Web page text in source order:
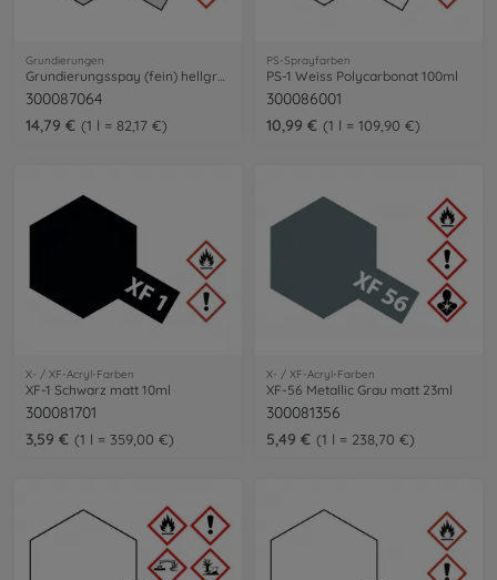
Grundierungen
Grundierungsspay (fein) hellgrau 180ml
300087064
14,79 €
1 l = 82,17 €
PS-Sprayfarben
PS-1 Weiss Polycarbonat 100ml
300086001
10,99 €
1 l = 109,90 €
X- / XF-Acryl-Farben
XF-1 Schwarz matt 10ml
300081701
3,59 €
1 l = 359,00 €
X- / XF-Acryl-Farben
XF-56 Metallic Grau matt 23ml
300081356
5,49 €
1 l = 238,70 €